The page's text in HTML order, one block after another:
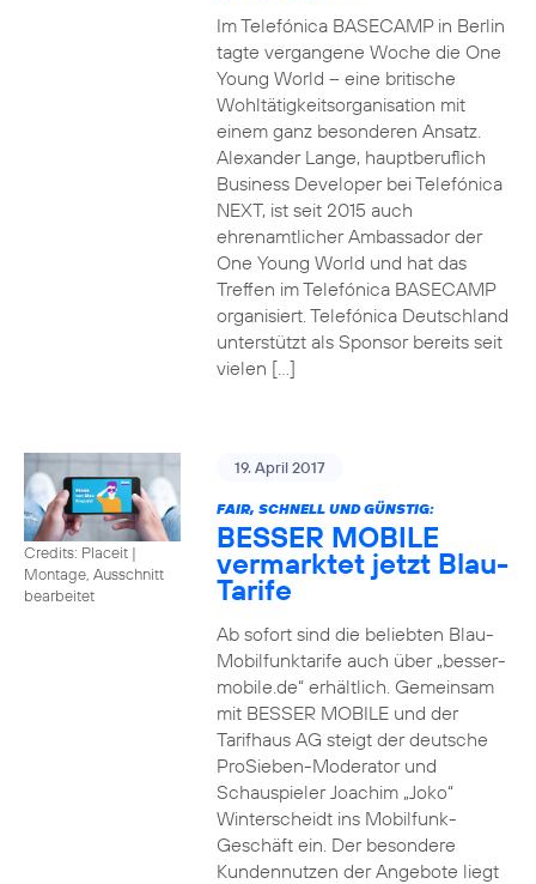
Im Telefónica BASECAMP in Berlin
tagte vergangene Woche die One
Young World – eine britische
Wohltätigkeitsorganisation mit
einem ganz besonderen Ansatz.
Alexander Lange, hauptberuflich
Business Developer bei Telefónica
NEXT, ist seit 2015 auch
ehrenamtlicher Ambassador der
One Young World und hat das
Treffen im Telefónica BASECAMP
organisiert. Telefónica Deutschland
unterstützt als Sponsor bereits seit
vielen […]
Credits: Placeit |
Montage, Ausschnitt
bearbeitet
19. April 2017
FAIR, SCHNELL UND GÜNSTIG:
BESSER MOBILE
vermarktet jetzt Blau-
Tarife
Ab sofort sind die beliebten Blau-
Mobilfunktarife auch über „besser-
mobile.de“ erhältlich. Gemeinsam
mit BESSER MOBILE und der
Tarifhaus AG steigt der deutsche
ProSieben-Moderator und
Schauspieler Joachim „Joko“
Winterscheidt ins Mobilfunk-
Geschäft ein. Der besondere
Kundennutzen der Angebote liegt